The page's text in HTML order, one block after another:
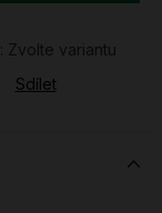
Zvolte variantu
Sdílet